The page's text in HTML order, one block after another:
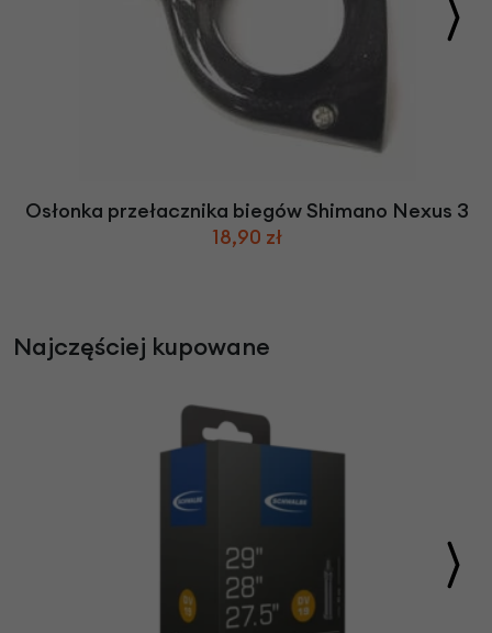
Osłonka przełacznika biegów Shimano Nexus 3
18,90 zł
Najczęściej kupowane